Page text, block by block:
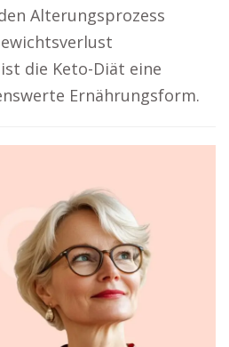
Alterungsprozess
die Keto-Diät eine
Ernährungsform.